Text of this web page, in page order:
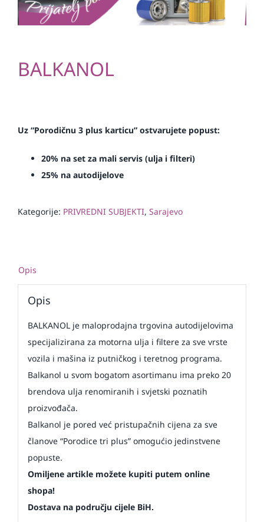
BALKANOL
Uz “Porodičnu 3 plus karticu” ostvarujete popust:
20% na set za mali servis (ulja i filteri)
25% na autodijelove
Kategorije: PRIVREDNI SUBJEKTI, Sarajevo
Opis
Opis
BALKANOL je maloprodajna trgovina autodijelovima
specijalizirana za motorna ulja i filtere za sve vrste
vozila i mašina iz putničkog i teretnog programa.
Balkanol u svom bogatom asortimanu ima preko 20
brendova ulja renomiranih i svjetski poznatih
proizvođača.
Balkanol je pored već pristupačnih cijena za sve
članove “Porodice tri plus” omogućio jedinstvene
popuste.
Omiljene artikle možete kupiti putem online
shopa!
Dostava na području cijele BiH.